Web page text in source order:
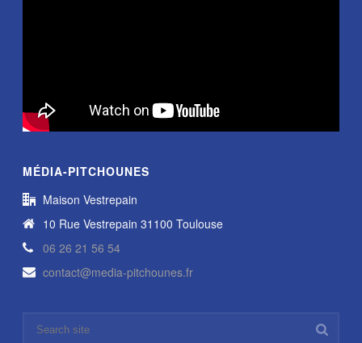
MÉDIA-PITCHOUNES
Maison Vestrepain
10 Rue Vestrepain 31100 Toulouse
06 26 21 56 54
contact@media-pitchounes.fr